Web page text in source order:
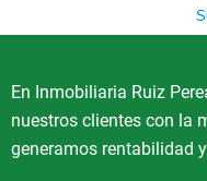
En Inmobiliaria Ruiz
nuestros clientes con la
generamos rentabilidad